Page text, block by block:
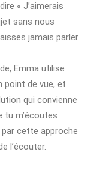
« J’aimerais
sans nous
jamais parler
Emma utilise
point de vue, et
qui convienne
tu m’écoutes
par cette approche
l’écouter.